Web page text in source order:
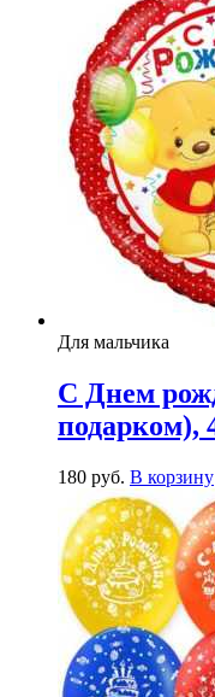
Для мальчика
С Днем
подарком),
180 руб. В корзину